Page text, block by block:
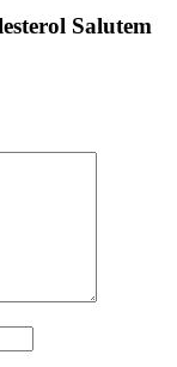
Salutem